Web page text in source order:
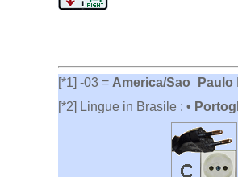
[*1] -03 = America/Sao_Paulo
[*2] Lingue in Brasile : •